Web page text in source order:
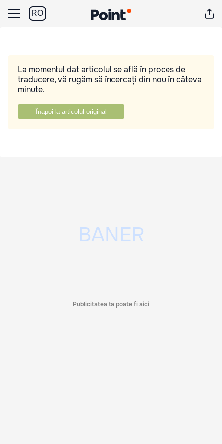
RO
La momentul dat articolul se află în proces de
traducere, vă rugăm să încercați din nou în câteva
minute.
Înapoi la articolul original
Publicitatea ta poate fi aici